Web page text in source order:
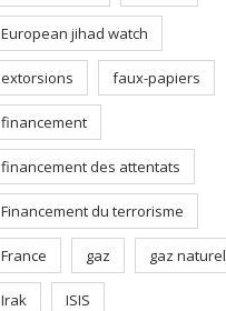
European jihad watch
extorsions faux-papiers
financement
financement des attentats
Financement du terrorisme
France gaz gaz naturel
Irak ISIS